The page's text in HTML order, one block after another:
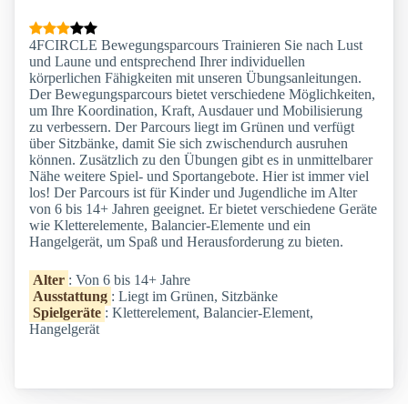
4FCIRCLE Bewegungsparcours Trainieren Sie nach Lust
und Laune und entsprechend Ihrer individuellen
körperlichen Fähigkeiten mit unseren Übungsanleitungen.
Der Bewegungsparcours bietet verschiedene Möglichkeiten,
um Ihre Koordination, Kraft, Ausdauer und Mobilisierung
zu verbessern. Der Parcours liegt im Grünen und verfügt
über Sitzbänke, damit Sie sich zwischendurch ausruhen
können. Zusätzlich zu den Übungen gibt es in unmittelbarer
Nähe weitere Spiel- und Sportangebote. Hier ist immer viel
los! Der Parcours ist für Kinder und Jugendliche im Alter
von 6 bis 14+ Jahren geeignet. Er bietet verschiedene Geräte
wie Kletterelemente, Balancier-Elemente und ein
Hangelgerät, um Spaß und Herausforderung zu bieten.
Alter : Von 6 bis 14+ Jahre
Ausstattung : Liegt im Grünen, Sitzbänke
Spielgeräte : Kletterelement, Balancier-Element,
Hangelgerät